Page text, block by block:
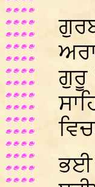
ਗੁਰੂ
ਭਈ